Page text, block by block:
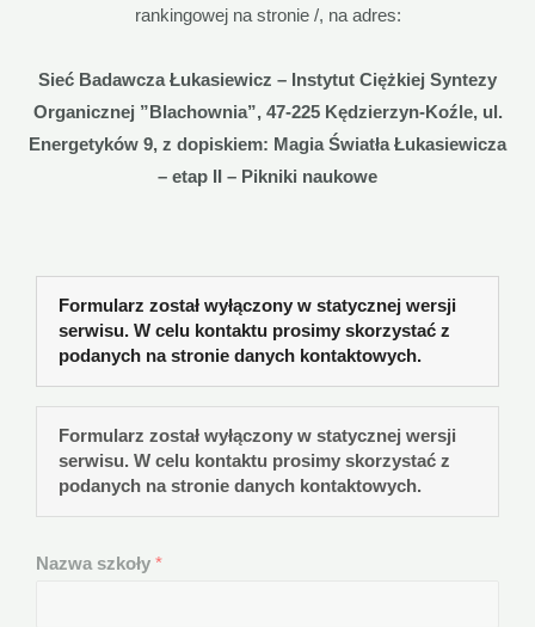
rankingowej na stronie /, na adres:
Sieć Badawcza Łukasiewicz – Instytut Ciężkiej Syntezy
Organicznej ”Blachownia”, 47-225 Kędzierzyn-Koźle, ul.
Energetyków 9, z dopiskiem: Magia Światła Łukasiewicza
– etap II – Pikniki naukowe
Formularz został wyłączony w statycznej wersji
serwisu. W celu kontaktu prosimy skorzystać z
podanych na stronie danych kontaktowych.
Formularz został wyłączony w statycznej wersji
serwisu. W celu kontaktu prosimy skorzystać z
podanych na stronie danych kontaktowych.
Nazwa szkoły *